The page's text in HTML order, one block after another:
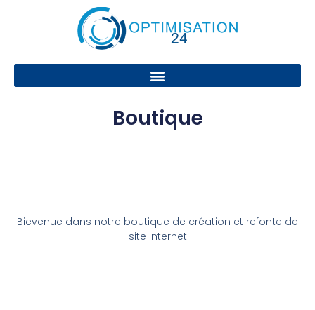
Boutique
Bievenue dans notre boutique de création et refonte de
site internet